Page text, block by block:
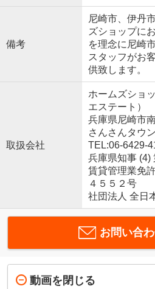
備考
尼崎市、伊丹
ズショップに
を理念に尼崎
スタッフがお
供致します。
取扱会社
ホームズショ
エステート）
兵庫県尼崎市
さんさんタウ
TEL:06-6429-
兵庫県知事 (4)
賃貸管理業免
４５５２号
社団法人 全日
お問い合
動画を閉じる